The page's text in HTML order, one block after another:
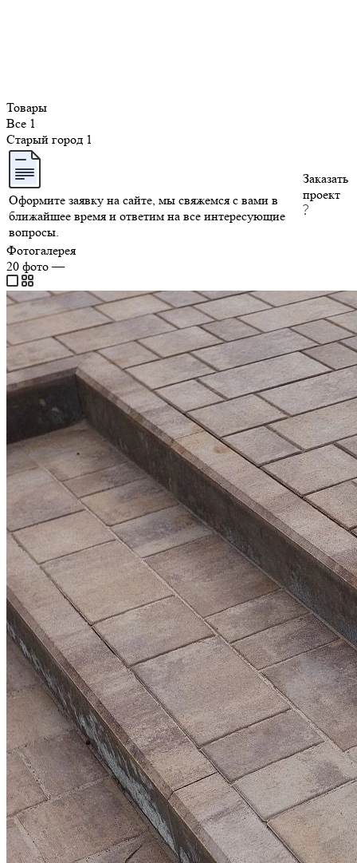
Товары
Все 1
Старый город 1
Оформите заявку на сайте, мы свяжемся с вами в
ближайшее время и ответим на все интересующие
вопросы.
Заказать
проект
Фотогалерея
20 фото—